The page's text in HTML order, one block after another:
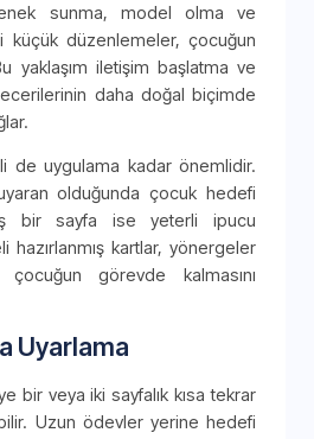
sunma, model olma ve
düzenlemeler, çocuğun
Bu yaklaşım iletişim başlatma ve
daha doğal biçimde
de uygulama kadar önemlidir.
olduğunda çocuk hedefi
bir sayfa ise yeterli ipucu
hazırlanmış kartlar, yönergeler
görevde kalmasını
Uyarlama
bir veya iki sayfalık kısa tekrar
Uzun ödevler yerine hedefi